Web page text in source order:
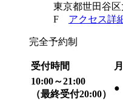
東京都世田谷区
F アクセス詳
完全予約制
受付時間 月
10:00～21:00
（最終受付20:00）
●